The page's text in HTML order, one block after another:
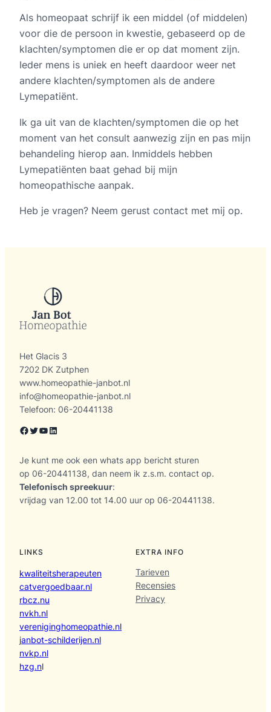
Als homeopaat schrijf ik een middel (of middelen)
voor die de persoon in kwestie, gebaseerd op de
klachten/symptomen die er op dat moment zijn.
Ieder mens is uniek en heeft daardoor weer net
andere klachten/symptomen als de andere
Lymepatiënt.
Ik ga uit van de klachten/symptomen die op het
moment van het consult aanwezig zijn en pas mijn
behandeling hierop aan. Inmiddels hebben
Lymepatiënten baat gehad bij mijn
homeopathische aanpak.
Heb je vragen? Neem gerust contact met mij op.
Het Glacis 3
7202 DK Zutphen
www.homeopathie-janbot.nl
info@homeopathie-janbot.nl
Telefoon: 06-20441138
Facebook Twitter YouTube LinkedIn
Je kunt me ook een whats app bericht sturen
op 06-20441138, dan neem ik z.s.m. contact op.
Telefonisch spreekuur:
vrijdag van 12.00 tot 14.00 uur op 06-20441138.
LINKS
kwaliteitsherapeuten
catvergoedbaar.nl
rbcz.nu
nvkh.nl
vereniginghomeopathie.nl
janbot-schilderijen.nl
nvkp.nl
hzg.nl
EXTRA INFO
Tarieven
Recensies
Privacy